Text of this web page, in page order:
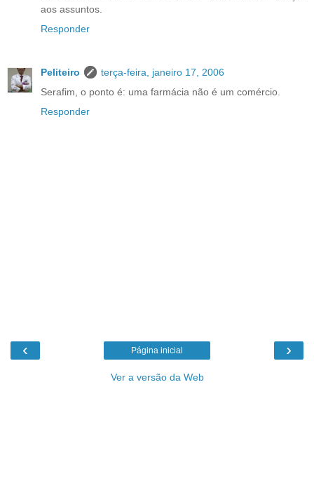
aos assuntos.
Responder
Peliteiro
terça-feira, janeiro 17, 2006
Serafim, o ponto é: uma farmácia não é um comércio.
Responder
‹ ›
Página inicial
Ver a versão da Web